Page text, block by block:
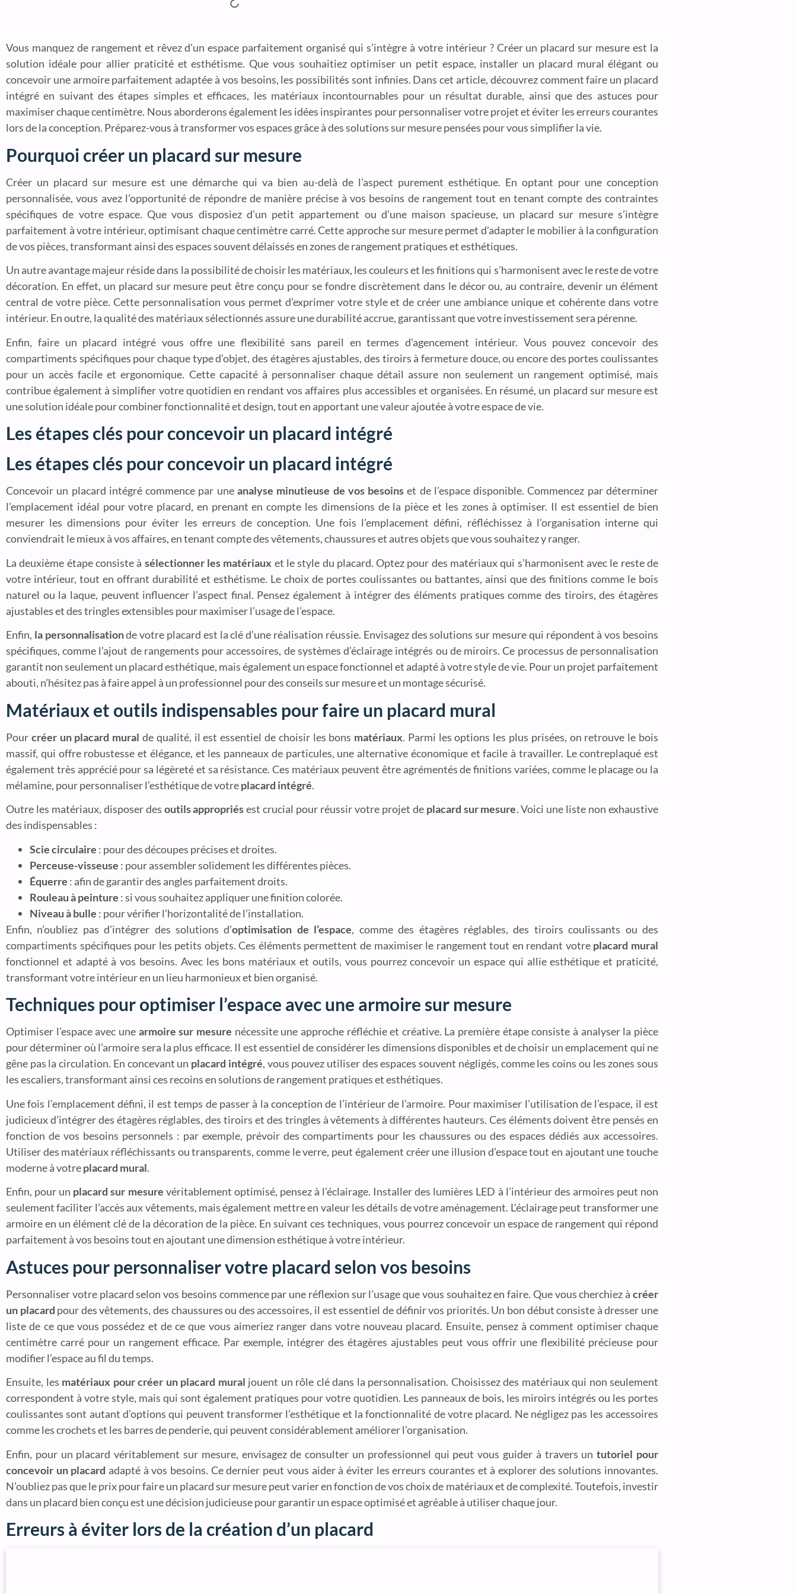
Vous manquez de rangement et rêvez d’un espace parfaitement organisé qui s’intègre à votre intérieur ? Créer un placard sur mesure est la
solution idéale pour allier praticité et esthétisme. Que vous souhaitiez optimiser un petit espace, installer un placard mural élégant ou
concevoir une armoire parfaitement adaptée à vos besoins, les possibilités sont infinies. Dans cet article, découvrez comment faire un placard
intégré en suivant des étapes simples et efficaces, les matériaux incontournables pour un résultat durable, ainsi que des astuces pour
maximiser chaque centimètre. Nous aborderons également les idées inspirantes pour personnaliser votre projet et éviter les erreurs courantes
lors de la conception. Préparez-vous à transformer vos espaces grâce à des solutions sur mesure pensées pour vous simplifier la vie.
Pourquoi créer un placard sur mesure
Créer un placard sur mesure est une démarche qui va bien au-delà de l’aspect purement esthétique. En optant pour une conception
personnalisée, vous avez l’opportunité de répondre de manière précise à vos besoins de rangement tout en tenant compte des contraintes
spécifiques de votre espace. Que vous disposiez d’un petit appartement ou d’une maison spacieuse, un placard sur mesure s’intègre
parfaitement à votre intérieur, optimisant chaque centimètre carré. Cette approche sur mesure permet d’adapter le mobilier à la configuration
de vos pièces, transformant ainsi des espaces souvent délaissés en zones de rangement pratiques et esthétiques.
Un autre avantage majeur réside dans la possibilité de choisir les matériaux, les couleurs et les finitions qui s’harmonisent avec le reste de votre
décoration. En effet, un placard sur mesure peut être conçu pour se fondre discrètement dans le décor ou, au contraire, devenir un élément
central de votre pièce. Cette personnalisation vous permet d’exprimer votre style et de créer une ambiance unique et cohérente dans votre
intérieur. En outre, la qualité des matériaux sélectionnés assure une durabilité accrue, garantissant que votre investissement sera pérenne.
Enfin, faire un placard intégré vous offre une flexibilité sans pareil en termes d’agencement intérieur. Vous pouvez concevoir des
compartiments spécifiques pour chaque type d’objet, des étagères ajustables, des tiroirs à fermeture douce, ou encore des portes coulissantes
pour un accès facile et ergonomique. Cette capacité à personnaliser chaque détail assure non seulement un rangement optimisé, mais
contribue également à simplifier votre quotidien en rendant vos affaires plus accessibles et organisées. En résumé, un placard sur mesure est
une solution idéale pour combiner fonctionnalité et design, tout en apportant une valeur ajoutée à votre espace de vie.
Les étapes clés pour concevoir un placard intégré
Les étapes clés pour concevoir un placard intégré
Concevoir un placard intégré commence par une analyse minutieuse de vos besoins et de l’espace disponible. Commencez par déterminer
l’emplacement idéal pour votre placard, en prenant en compte les dimensions de la pièce et les zones à optimiser. Il est essentiel de bien
mesurer les dimensions pour éviter les erreurs de conception. Une fois l’emplacement défini, réfléchissez à l’organisation interne qui
conviendrait le mieux à vos affaires, en tenant compte des vêtements, chaussures et autres objets que vous souhaitez y ranger.
La deuxième étape consiste à sélectionner les matériaux et le style du placard. Optez pour des matériaux qui s’harmonisent avec le reste de
votre intérieur, tout en offrant durabilité et esthétisme. Le choix de portes coulissantes ou battantes, ainsi que des finitions comme le bois
naturel ou la laque, peuvent influencer l’aspect final. Pensez également à intégrer des éléments pratiques comme des tiroirs, des étagères
ajustables et des tringles extensibles pour maximiser l’usage de l’espace.
Enfin, la personnalisationde votre placard est la clé d’une réalisation réussie. Envisagez des solutions sur mesure qui répondent à vos besoins
spécifiques, comme l’ajout de rangements pour accessoires, de systèmes d’éclairage intégrés ou de miroirs. Ce processus de personnalisation
garantit non seulement un placard esthétique, mais également un espace fonctionnel et adapté à votre style de vie. Pour un projet parfaitement
abouti, n’hésitez pas à faire appel à un professionnel pour des conseils sur mesure et un montage sécurisé.
Matériaux et outils indispensables pour faire un placard mural
Pour créer un placard mural de qualité, il est essentiel de choisir les bons matériaux. Parmi les options les plus prisées, on retrouve le bois
massif, qui offre robustesse et élégance, et les panneaux de particules, une alternative économique et facile à travailler. Le contreplaqué est
également très apprécié pour sa légèreté et sa résistance. Ces matériaux peuvent être agrémentés de finitions variées, comme le placage ou la
mélamine, pour personnaliser l’esthétique de votreplacard intégré.
Outre les matériaux, disposer des outils appropriésest crucial pour réussir votre projet de placard sur mesure. Voici une liste non exhaustive
des indispensables :
Scie circulaire : pour des découpes précises et droites.
Perceuse-visseuse : pour assembler solidement les différentes pièces.
Équerre : afin de garantir des angles parfaitement droits.
Rouleau à peinture : si vous souhaitez appliquer une finition colorée.
Niveau à bulle : pour vérifier l’horizontalité de l’installation.
Enfin, n’oubliez pas d’intégrer des solutions d’optimisation de l’espace, comme des étagères réglables, des tiroirs coulissants ou des
compartiments spécifiques pour les petits objets. Ces éléments permettent de maximiser le rangement tout en rendant votre placard mural
fonctionnel et adapté à vos besoins. Avec les bons matériaux et outils, vous pourrez concevoir un espace qui allie esthétique et praticité,
transformant votre intérieur en un lieu harmonieux et bien organisé.
Techniques pour optimiser l’espace avec une armoire sur mesure
Optimiser l’espace avec une armoire sur mesure nécessite une approche réfléchie et créative. La première étape consiste à analyser la pièce
pour déterminer où l’armoire sera la plus efficace. Il est essentiel de considérer les dimensions disponibles et de choisir un emplacement qui ne
gêne pas la circulation. En concevant un placard intégré, vous pouvez utiliser des espaces souvent négligés, comme les coins ou les zones sous
les escaliers, transformant ainsi ces recoins en solutions de rangement pratiques et esthétiques.
Une fois l’emplacement défini, il est temps de passer à la conception de l’intérieur de l’armoire. Pour maximiser l’utilisation de l’espace, il est
judicieux d’intégrer des étagères réglables, des tiroirs et des tringles à vêtements à différentes hauteurs. Ces éléments doivent être pensés en
fonction de vos besoins personnels : par exemple, prévoir des compartiments pour les chaussures ou des espaces dédiés aux accessoires.
Utiliser des matériaux réfléchissants ou transparents, comme le verre, peut également créer une illusion d’espace tout en ajoutant une touche
moderne à votreplacard mural.
Enfin, pour un placard sur mesure véritablement optimisé, pensez à l’éclairage. Installer des lumières LED à l’intérieur des armoires peut non
seulement faciliter l’accès aux vêtements, mais également mettre en valeur les détails de votre aménagement. L’éclairage peut transformer une
armoire en un élément clé de la décoration de la pièce. En suivant ces techniques, vous pourrez concevoir un espace de rangement qui répond
parfaitement à vos besoins tout en ajoutant une dimension esthétique à votre intérieur.
Astuces pour personnaliser votre placard selon vos besoins
Personnaliser votre placard selon vos besoins commence par une réflexion sur l’usage que vous souhaitez en faire. Que vous cherchiez à créer
un placard pour des vêtements, des chaussures ou des accessoires, il est essentiel de définir vos priorités. Un bon début consiste à dresser une
liste de ce que vous possédez et de ce que vous aimeriez ranger dans votre nouveau placard. Ensuite, pensez à comment optimiser chaque
centimètre carré pour un rangement efficace. Par exemple, intégrer des étagères ajustables peut vous offrir une flexibilité précieuse pour
modifier l’espace au fil du temps.
Ensuite, les matériaux pour créer un placard mural jouent un rôle clé dans la personnalisation. Choisissez des matériaux qui non seulement
correspondent à votre style, mais qui sont également pratiques pour votre quotidien. Les panneaux de bois, les miroirs intégrés ou les portes
coulissantes sont autant d’options qui peuvent transformer l’esthétique et la fonctionnalité de votre placard. Ne négligez pas les accessoires
comme les crochets et les barres de penderie, qui peuvent considérablement améliorer l’organisation.
Enfin, pour un placard véritablement sur mesure, envisagez de consulter un professionnel qui peut vous guider à travers untutoriel pour
concevoir un placard adapté à vos besoins. Ce dernier peut vous aider à éviter les erreurs courantes et à explorer des solutions innovantes.
N’oubliez pas que le prix pour faire un placard sur mesure peut varier en fonction de vos choix de matériaux et de complexité. Toutefois, investir
dans un placard bien conçu est une décision judicieuse pour garantir un espace optimisé et agréable à utiliser chaque jour.
Erreurs à éviter lors de la création d’un placard